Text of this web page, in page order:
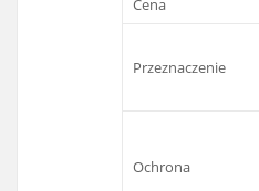
Cena
Przeznaczenie
Ochrona